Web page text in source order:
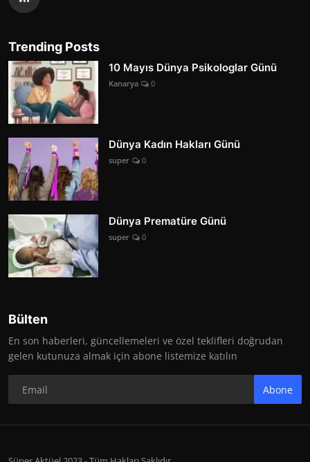
Trending Posts
10 Mayıs Dünya Psikologlar Günü
Kanarya 0
Dünya Kadın Hakları Günü
super 0
Dünya Prematüre Günü
super 0
Bülten
En son haberleri, güncellemeleri ve özel teklifleri doğrudan
gelen kutunuza almak için abone listemize katılın
Abone